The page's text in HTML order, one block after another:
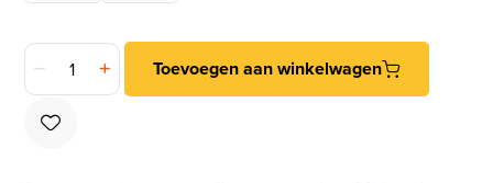
Briefplaat rechthoekig Mi Satori messing antiek brons aantal
Toevoegen aan winkelwagen